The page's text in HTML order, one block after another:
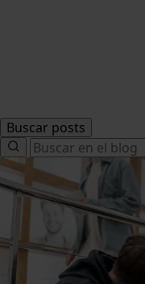
Buscar posts
Search
for: